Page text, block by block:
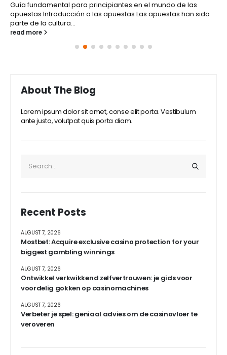
Guía fundamental para principiantes en el mundo de las
apuestas Introducción a las apuestas Las apuestas han sido
parte de la cultura...
read more
About The Blog
Lorem ipsum dolor sit amet, conse elit porta. Vestibulum
ante justo, volutpat quis porta diam.
Recent Posts
Mostbet: Acquire exclusive casino protection for your
biggest gambling winnings
AUGUST 7, 2026
Ontwikkel verkwikkend zelfvertrouwen: je gids voor
voordelig gokken op casinomachines
AUGUST 7, 2026
Verbeter je spel: geniaal advies om de casinovloer te
veroveren
AUGUST 7, 2026